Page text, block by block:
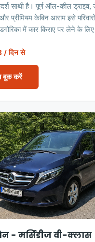
साथी है। पूर्ण ऑल-व्हील ड्राइव,
प्रीमियम केबिन आराम इसे
में कार किराए पर लेने के
/ दिन से
बुक करें
- मर्सिडीज वी-क्लास